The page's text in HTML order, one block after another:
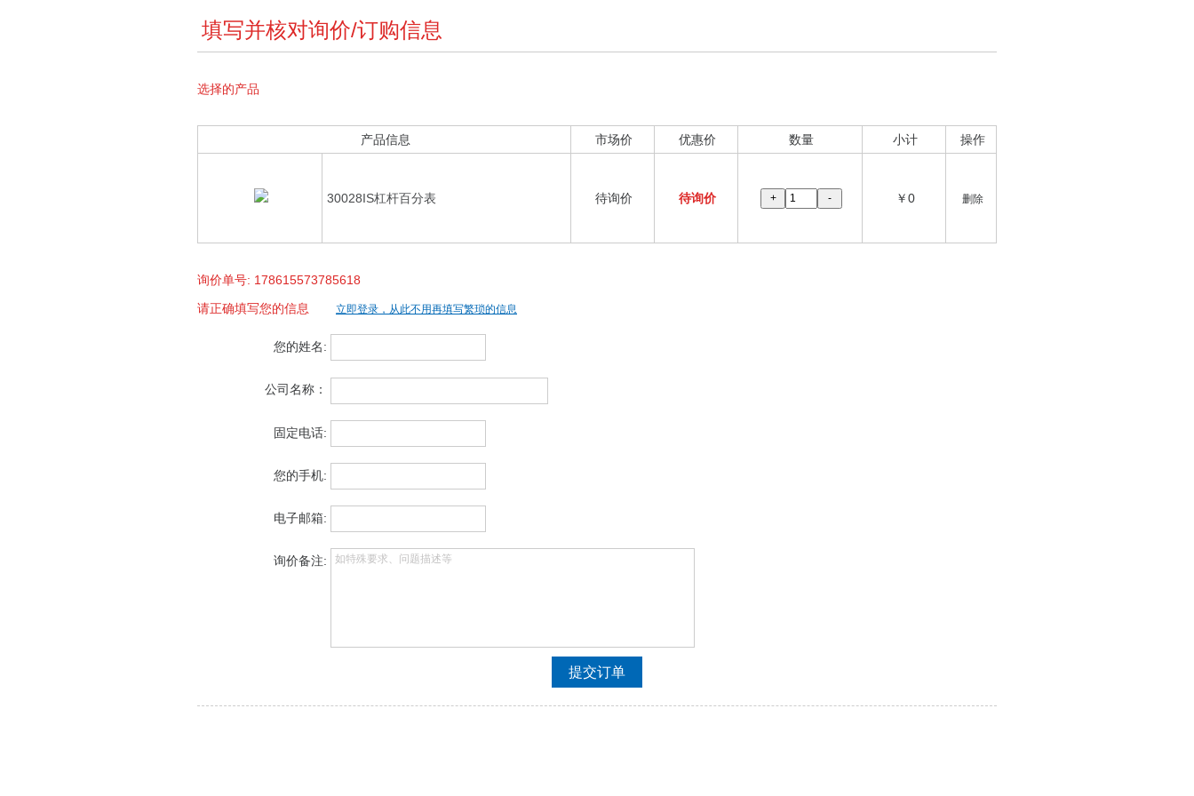
填写并核对询价/订购信息
选择的产品
产品信息 市场价 优惠价 数量 小计 操作
30028IS杠杆百分表 待询价 待询价 + - ￥0 删除
询价单号: 178615573785618
请正确填写您的信息
立即登录，从此不用再填写繁琐的信息
您的姓名:
公司名称：
固定电话:
您的手机:
电子邮箱:
询价备注: 如特殊要求、问题描述等